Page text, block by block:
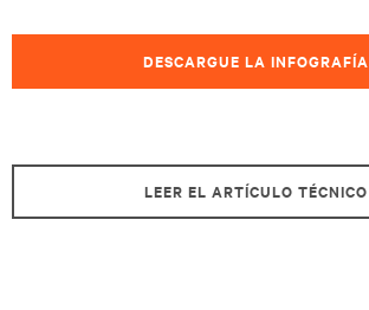
DESCARGUE LA INFOGRAFÍA
LEER EL ARTÍCULO TÉCNICO